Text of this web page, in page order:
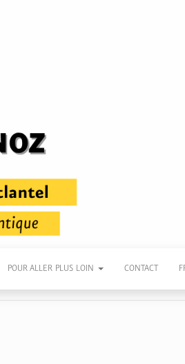
POUR ALLER PLUS LOIN CONTACT